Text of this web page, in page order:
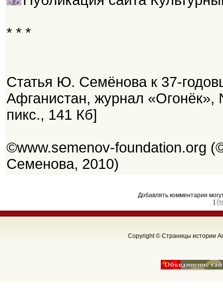
* * *
Статья Ю. Семёнова к 37-
Афганистан, журнал
пикс., 141 Кб]
©www.semenov-foundation.org
Семенова, 2010)
Добавлять комментарии
[
Copyright © Страницы истории